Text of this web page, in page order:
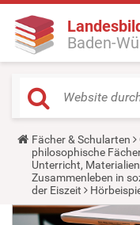
Baden-
Y
o
u
a
r
e
h
Fächer & Schularten
philosophische
Unterricht,
Zusammenleben in
der Eiszeit